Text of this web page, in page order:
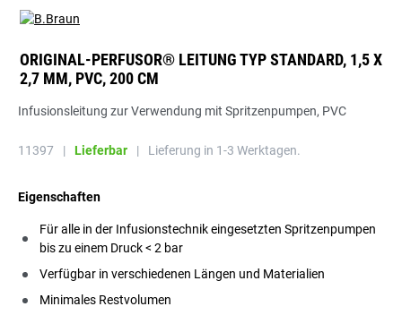
ORIGINAL-PERFUSOR® LEITUNG TYP STANDARD, 1,5 X
2,7 MM, PVC, 200 CM
Infusionsleitung zur Verwendung mit Spritzenpumpen, PVC
11397 | Lieferbar | Lieferung in 1-3 Werktagen.
Eigenschaften
Für alle in der Infusionstechnik eingesetzten Spritzenpumpen
bis zu einem Druck < 2 bar
Verfügbar in verschiedenen Längen und Materialien
Minimales Restvolumen